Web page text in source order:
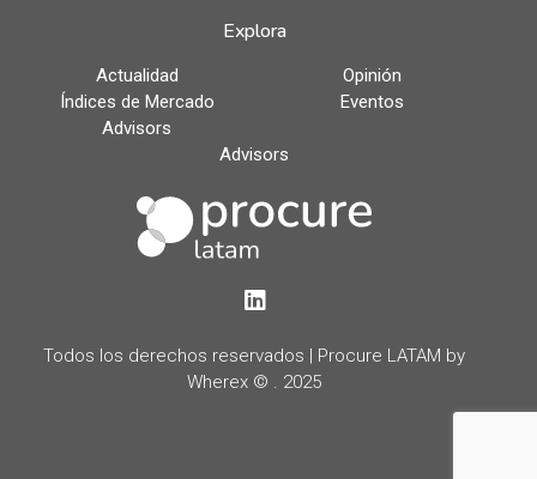
Explora
Actualidad
Opinión
Índices de Mercado
Eventos
Advisors
Advisors
LinkedIn
Todos los derechos reservados | Procure LATAM by
Wherex © . 2025